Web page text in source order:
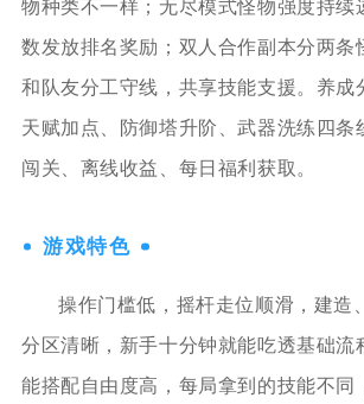
物种类不一样；无尽模式怪物强度持续
数发放排名奖励；双人合作副本分两条
和队友分工守线，共享技能支援。养成
天赋加点、防御塔升阶、武器洗练四条
闯关、离线收益、每日福利获取。
游戏特色
操作门槛低，摇杆走位顺滑，建造
分区清晰，新手十分钟就能吃透基础流
能搭配自由度高，每局拿到的技能不同